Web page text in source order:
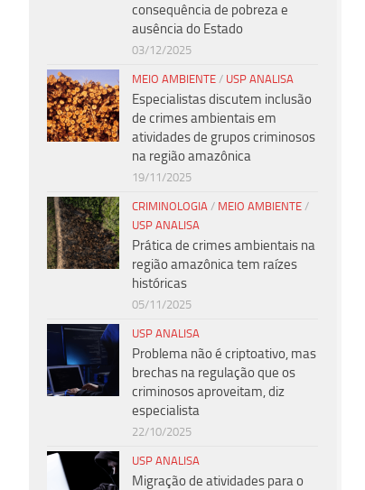
consequência de pobreza e
ausência do Estado
03/12/2025
MEIO AMBIENTE / USP ANALISA
Especialistas discutem inclusão
de crimes ambientais em
atividades de grupos criminosos
na região amazônica
19/11/2025
CRIMINOLOGIA / MEIO AMBIENTE /
USP ANALISA
Prática de crimes ambientais na
região amazônica tem raízes
históricas
05/11/2025
USP ANALISA
Problema não é criptoativo, mas
brechas na regulação que os
criminosos aproveitam, diz
especialista
22/10/2025
USP ANALISA
Migração de atividades para o